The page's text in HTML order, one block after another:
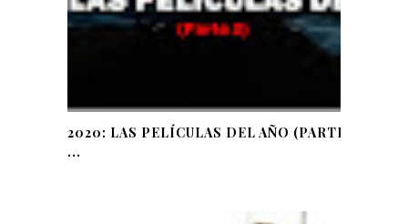
2020: LAS PELÍCULAS DEL AÑO (PARTE
...